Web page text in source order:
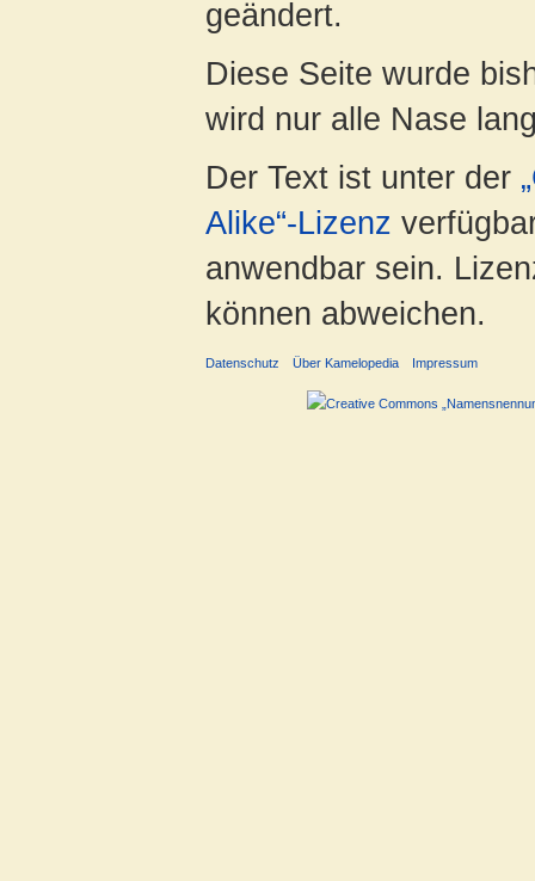
geändert.
Diese Seite wurde
wird nur alle Nase
Der Text ist unter der
Alike“-Lizenz
anwendbar sein.
können abweichen.
Datenschutz Über Kamelopedia Impressum